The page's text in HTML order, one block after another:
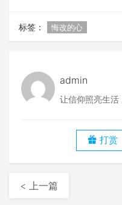
标签： 悔改的心
admin
打赏
< 上一篇